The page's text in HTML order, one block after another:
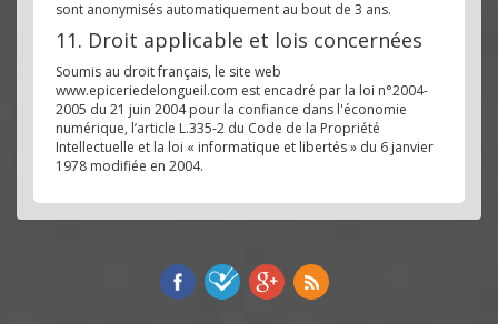
sont anonymisés automatiquement au bout de 3 ans.
11. Droit applicable et lois concernées
Soumis au droit français, le site web
www.epiceriedelongueil.com est encadré par la loi n°2004-
2005 du 21 juin 2004 pour la confiance dans l'économie
numérique, l’article L.335-2 du Code de la Propriété
Intellectuelle et la loi « informatique et libertés » du 6 janvier
1978 modifiée en 2004.